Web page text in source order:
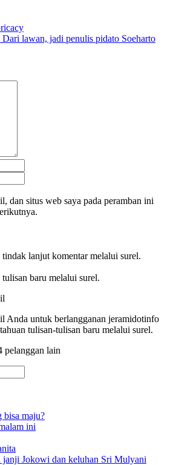
lawan, jadi penulis pidato Soeharto
dan situs web saya pada peramban ini
lanjut komentar melalui surel.
baru melalui surel.
Anda untuk berlangganan jeramidotinfo
tulisan-tulisan baru melalui surel.
pelanggan lain
bisa maju?
ini
janji Jokowi dan keluhan Sri Mulyani